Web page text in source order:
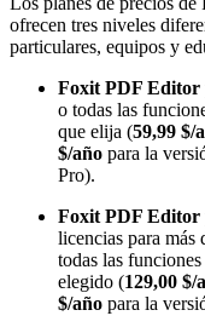
ofrecen tres niveles
particulares, equipos y
Foxit PDF Editor
o todas las
que elija (59,99 $/
$/año para la
Pro).
Foxit PDF Editor
licencias para más
todas las
elegido (129,00 $/
$/año para la